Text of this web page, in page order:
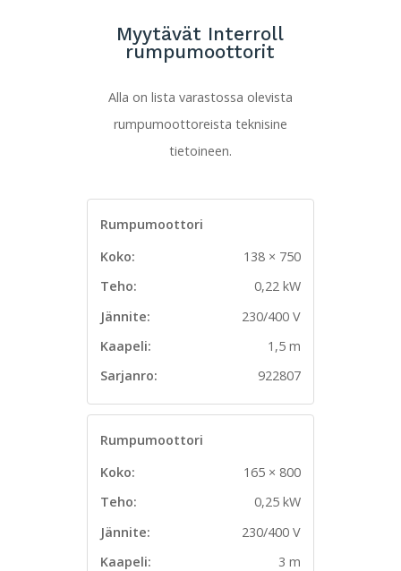
Myytävät Interroll
rumpumoottorit
Alla on lista varastossa olevista
rumpumoottoreista teknisine
tietoineen.
Rumpumoottori
Koko:
138 × 750
Teho:
0,22 kW
Jännite:
230/400 V
Kaapeli:
1,5 m
Sarjanro:
922807
Rumpumoottori
Koko:
165 × 800
Teho:
0,25 kW
Jännite:
230/400 V
Kaapeli:
3 m